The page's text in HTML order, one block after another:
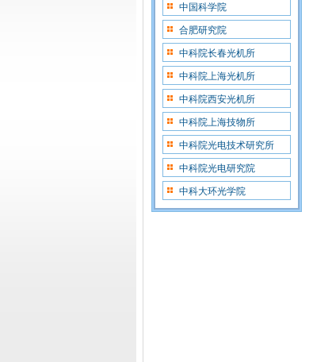
中国科学院
合肥研究院
中科院长春光机所
中科院上海光机所
中科院西安光机所
中科院上海技物所
中科院光电技术研究所
中科院光电研究院
中科大环光学院